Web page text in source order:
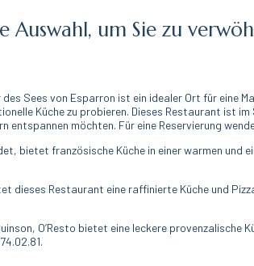
Auswahl, um Sie zu
Sees von Esparron ist ein idealer Ort für eine
Küche zu probieren. Dieses Restaurant ist
möchten. Für eine Reservierung
bietet französische Küche in einer warmen und
dieses Restaurant eine raffinierte Küche und
O’Resto bietet eine leckere provenzalische